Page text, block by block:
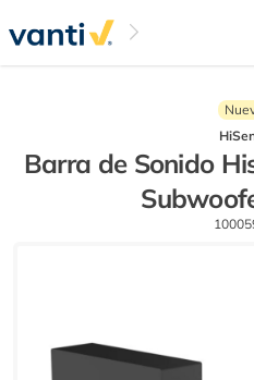
Barra de Sonido